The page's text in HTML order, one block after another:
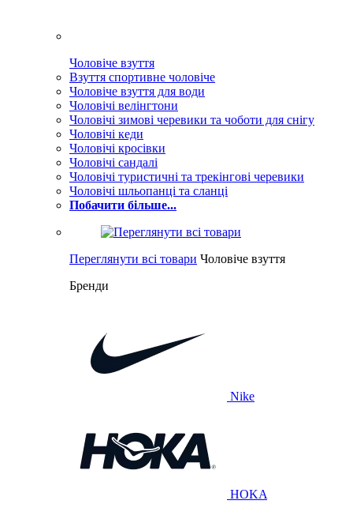
Чоловіче взуття
Взуття спортивне чоловіче
Чоловіче взуття для води
Чоловічі велінгтони
Чоловічі зимові черевики та чоботи для снігу
Чоловічі кеди
Чоловічі кросівки
Чоловічі сандалі
Чоловічі туристичні та трекінгові черевики
Чоловічі шльопанці та сланці
Побачити більше...
Переглянути всі товари Чоловіче взуття
Бренди
Nike
HOKA